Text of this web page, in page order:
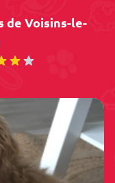
de Voisins-le-